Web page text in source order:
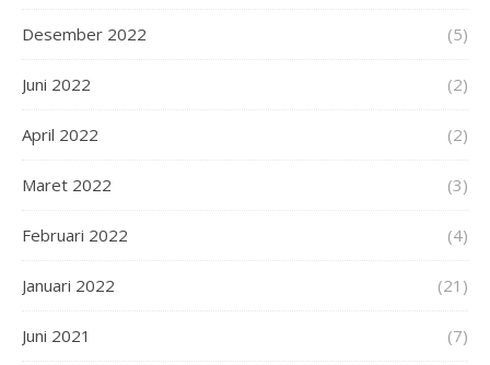
Desember 2022 (5)
Juni 2022 (2)
April 2022 (2)
Maret 2022 (3)
Februari 2022 (4)
Januari 2022 (21)
Juni 2021 (7)